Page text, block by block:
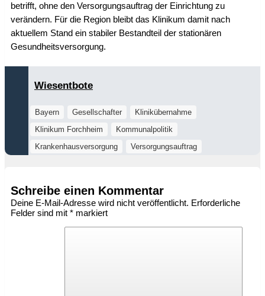
betrifft, ohne den Versorgungsauftrag der Einrichtung zu
verändern. Für die Region bleibt das Klinikum damit nach
aktuellem Stand ein stabiler Bestandteil der stationären
Gesundheitsversorgung.
Wiesentbote
Bayern Gesellschafter
Klinikübernahme
Klinikum Forchheim
Kommunalpolitik
Krankenhausversorgung
Versorgungsauftrag
Schreibe einen Kommentar
Deine E-Mail-Adresse wird nicht veröffentlicht. Erforderliche
Felder sind mit * markiert